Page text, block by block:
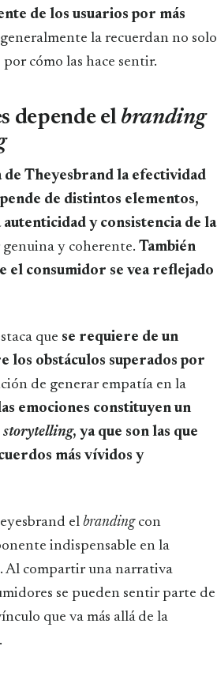
de los usuarios por más
la recuerdan no solo
cómo las hace sentir.
depende el branding
de Theyesbrand la efectividad
de distintos elementos,
autenticidad y consistencia de la
genuina y coherente. También
el consumidor se vea reflejado
que se requiere de un
los obstáculos superados por
de generar empatía en la
emociones constituyen un
storytelling, ya que son las que
más vívidos y
el brandingcon
indispensable en la
Al compartir una narrativa
se pueden sentir parte de
que va más allá de la